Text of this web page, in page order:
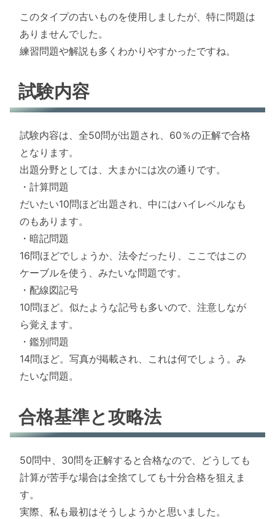
このタイプの古いものを使用しましたが、特に問題は
ありませんでした。
練習問題や解説も多くわかりやすかったですね。
試験内容
試験内容は、全50問が出題され、60％の正解で合格
となります。
出題分野としては、大まかには次の通りです。
・計算問題
だいたい10問ほど出題され、中にはハイレベルなも
のもあります。
・暗記問題
16問ほどでしょうか、法令だったり、ここではこの
ケーブルを使う、みたいな問題です。
・配線図記号
10問ほど。似たような記号も多いので、注意しなが
ら覚えます。
・鑑別問題
14問ほど。写真が掲載され、これは何でしょう。み
たいな問題。
合格基準と攻略法
50問中、30問を正解すると合格なので、どうしても
計算が苦手な場合は全捨てしても十分合格を狙えま
す。
実際、私も最初はそうしようかと思いました。